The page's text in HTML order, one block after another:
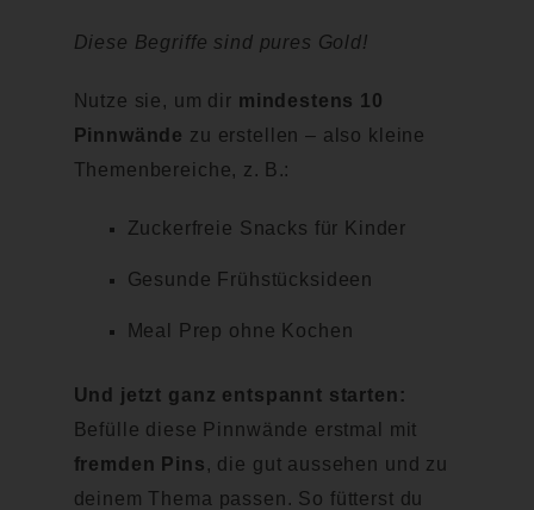
Diese Begriffe sind pures Gold!
Nutze sie, um dir mindestens 10
Pinnwände zu erstellen – also kleine
Themenbereiche, z. B.:
Zuckerfreie Snacks für Kinder
Gesunde Frühstücksideen
Meal Prep ohne Kochen
Und jetzt ganz entspannt starten:
Befülle diese Pinnwände erstmal mit
fremden Pins , die gut aussehen und zu
deinem Thema passen. So fütterst du